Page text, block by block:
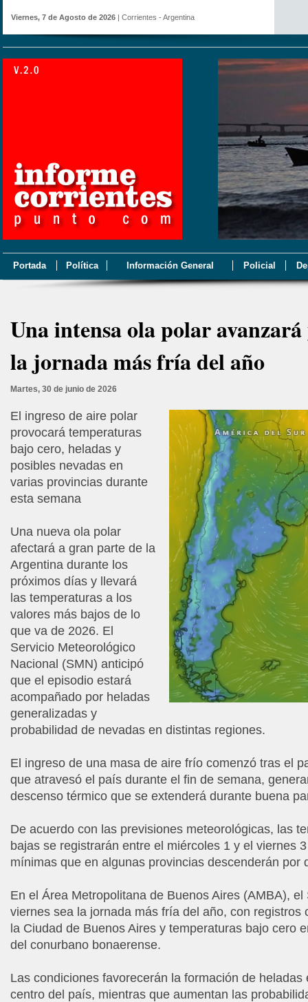
Viernes, 7 de Agosto de 2026 | Corrientes - Argentina
Portada Política Información General Policial
Una intensa ola polar
la jornada más fría del año
Martes, 30 de junio de 2026
El ingreso de aire polar
provocará temperaturas
bajo cero, heladas y
posibles nevadas en
varias provincias durante
esta semana
Una nueva ola polar
afectará a gran parte de la
Argentina durante los
próximos días y llevará
las temperaturas a los
valores más bajos de lo
que va de 2026. El
Servicio Meteorológico
Nacional (SMN) anticipó
que el episodio estará
acompañado por heladas
generalizadas y
probabilidad de nevadas en distintas regiones.
El ingreso de una masa de aire frío comenzó tras el
que atravesó el país durante el fin de semana,
descenso térmico que se extenderá durante buena
De acuerdo con las previsiones meteorológicas, las
bajas se registrarán entre el miércoles 1 y el viernes
mínimas que en algunas provincias descenderán por
En el Área Metropolitana de Buenos Aires (AMBA),
viernes sea la jornada más fría del año, con registros
la Ciudad de Buenos Aires y temperaturas bajo cero
del conurbano bonaerense.
Las condiciones favorecerán la formación de heladas
centro del país, mientras que aumentan las